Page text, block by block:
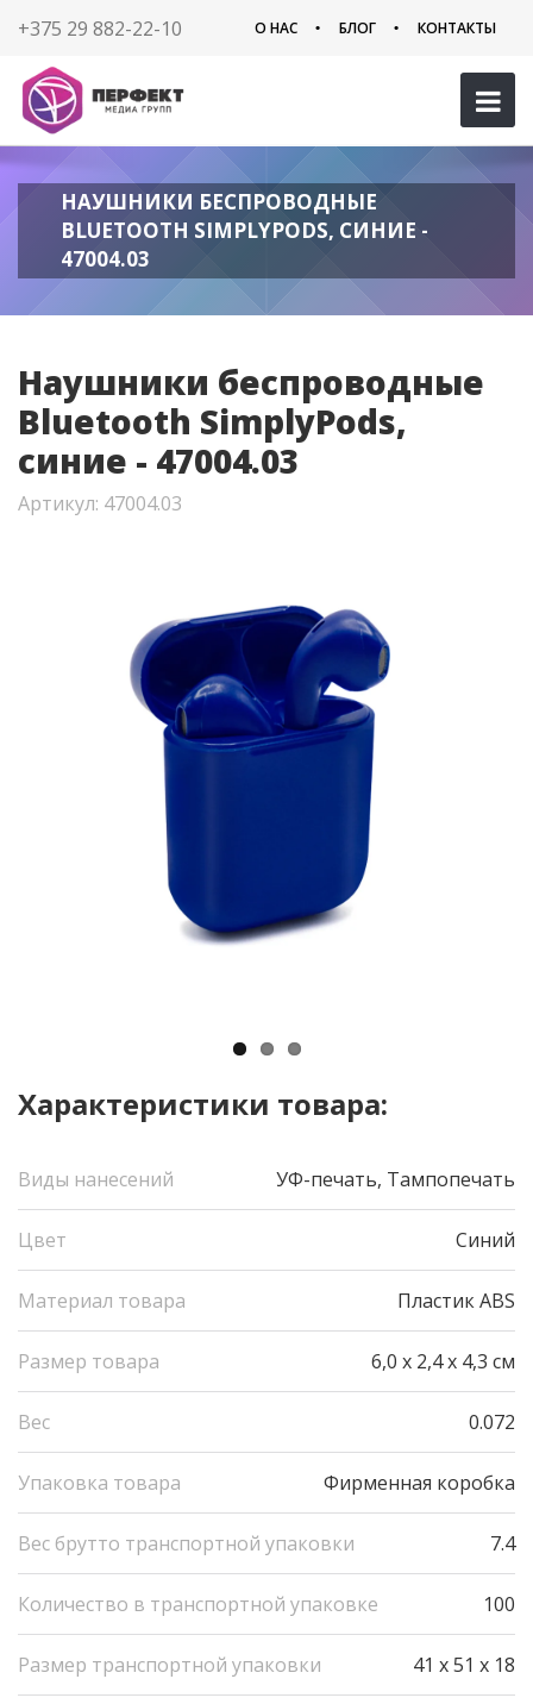
+375 29 882-22-10 О НАС БЛОГ КОНТАКТЫ
НАУШНИКИ БЕСПРОВОДНЫЕ
BLUETOOTH SIMPLYPODS, СИНИЕ -
47004.03
Наушники беспроводные
Bluetooth SimplyPods,
синие - 47004.03
Артикул: 47004.03
Характеристики товара:
Виды нанесений УФ-печать, Тампопечать
Цвет Синий
Материал товара Пластик ABS
Размер товара 6,0 х 2,4 х 4,3 см
Вес 0.072
Упаковка товара Фирменная коробка
Вес брутто транспортной упаковки 7.4
Количество в транспортной упаковке 100
Размер транспортной упаковки 41 x 51 x 18